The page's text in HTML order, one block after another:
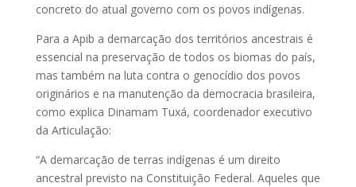
concreto do atual governo com os povos indígenas.
Para a Apib a demarcação dos territórios ancestrais é
essencial na preservação de todos os biomas do país,
mas também na luta contra o genocídio dos povos
originários e na manutenção da democracia brasileira,
como explica Dinamam Tuxá, coordenador executivo
da Articulação:
“A demarcação de terras indígenas é um direito
ancestral previsto na Constituição Federal. Aqueles que